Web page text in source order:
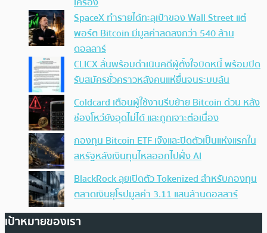
SpaceX ทำรายได้ทะลุเป้าของ Wall Street แต่
พอร์ต Bitcoin มีมูลค่าลดลงกว่า 540 ล้าน
ดอลลาร์
CLICX ลั่นพร้อมดำเนินคดีผู้ตั้งใจบิดหนี้ พร้อมปิด
รับสมัครชั่วคราวหลังคนแห่ยื่นจนระบบล้น
Coldcard เตือนผู้ใช้งานรีบย้าย Bitcoin ด่วน หลัง
ช่องโหว่ยังอุดไม่ได้ และถูกเจาะต่อเนื่อง
กองทุน Bitcoin ETF เจ๊งและปิดตัวเป็นแห่งแรกใน
สหรัฐหลังเงินทุนไหลออกไปฝั่ง AI
BlackRock ลุยเปิดตัว Tokenized สำหรับกองทุน
ตลาดเงินยุโรปมูลค่า 3.11 แสนล้านดอลลาร์
เป้าหมายของเรา